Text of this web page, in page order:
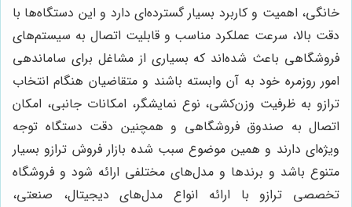
خانگی، اهمیت و کاربرد بسیار گسترده‌ای دارد و این دستگاه‌ها با
دقت بالا، سرعت عملکرد مناسب و قابلیت اتصال به سیستم‌های
فروشگاهی باعث شده‌اند که بسیاری از مشاغل برای ساماندهی
امور روزمره خود به آن وابسته باشند و متقاضیان هنگام انتخاب
ترازو به ظرفیت وزن‌کشی، نوع نمایشگر، امکانات جانبی، امکان
اتصال به صندوق فروشگاهی و همچنین دقت دستگاه توجه
ویژه‌ای دارند و همین موضوع سبب شده بازار فروش ترازو بسیار
متنوع باشد و برندها و مدل‌های مختلفی ارائه شود و فروشگاه
تخصصی ترازو با ارائه انواع مدل‌های دیجیتال، صنعتی،